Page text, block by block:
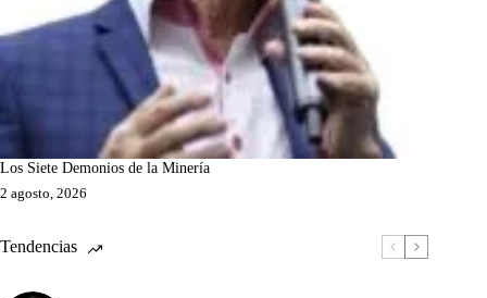
Los Siete Demonios de la Minería
2 agosto, 2026
Tendencias